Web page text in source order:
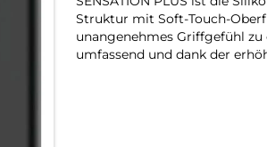
Struktur mit Soft-Touch-
unangenehmes Griffgefühl zu
umfassend und dank der